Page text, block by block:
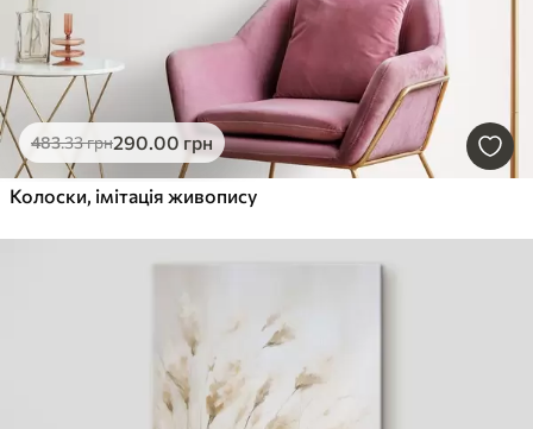
483.33грн290.00 грн
Колоски, імітація живопису